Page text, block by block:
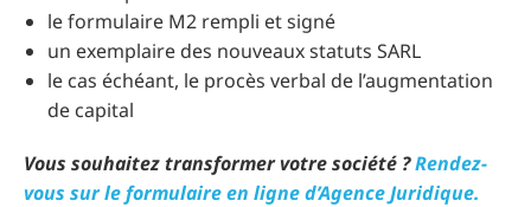
le formulaire M2 rempli et signé
un exemplaire des nouveaux statuts SARL
le cas échéant, le procès verbal de l’augmentation
de capital
Vous souhaitez transformer votre société ?Rendez-
vous sur le formulaire en ligne d’Agence Juridique.